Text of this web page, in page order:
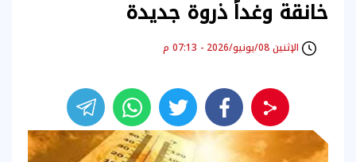
خانقة وغداً ذروة جديدة
الإثنين 08/يونيو/2026 - 07:13 م